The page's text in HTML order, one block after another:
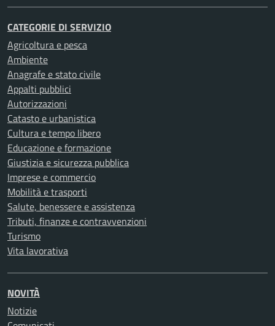
CATEGORIE DI SERVIZIO
Agricoltura e pesca
Ambiente
Anagrafe e stato civile
Appalti pubblici
Autorizzazioni
Catasto e urbanistica
Cultura e tempo libero
Educazione e formazione
Giustizia e sicurezza pubblica
Imprese e commercio
Mobilità e trasporti
Salute, benessere e assistenza
Tributi, finanze e contravvenzioni
Turismo
Vita lavorativa
NOVITÀ
Notizie